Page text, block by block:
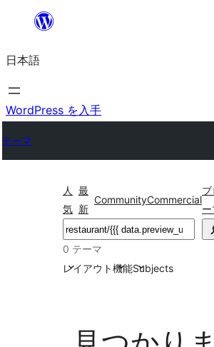
を
ス
キ
プ
日本語
WordPress を入手
テーマ
人
気
最
新
CommunityCommercial
ー
検
索
0 テーマ
レイアウト機能Subjects